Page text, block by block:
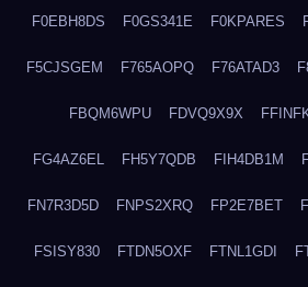
F0EBH8DS F0GS341E F0KPARES
F5CJSGEM F765AOPQ F76ATAD3
FBQM6WPU FDVQ9X9X
FG4AZ6EL FH5Y7QDB FIH4DB1M
FN7R3D5D FNPS2XRQ FP2E7BET
FSISY830 FTDN5OXF FTNL1GDI